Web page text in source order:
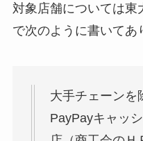
対象店舗については東
で次のように書いてあ
大手チェーンを
PayPayキャッ